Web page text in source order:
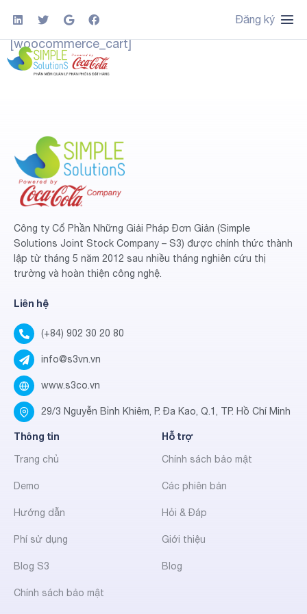
Đăng ký
[woocommerce_cart]
Công ty Cổ Phần Những Giải Pháp Đơn Giản (Simple
Solutions Joint Stock Company – S3) được chính thức thành
lập từ tháng 5 năm 2012 sau nhiều tháng nghiên cứu thị
trường và hoàn thiện công nghệ.
Liên hệ
(+84) 902 30 20 80
info@s3vn.vn
www.s3co.vn
29/3 Nguyễn Bỉnh Khiêm, P. Đa Kao, Q.1, TP. Hồ Chí Minh
Thông tin
Trang chủ
Demo
Hướng dẫn
Phí sử dụng
Blog S3
Chính sách bảo mật
Hỗ trợ
Chính sách bảo mật
Các phiên bản
Hỏi & Đáp
Giới thiệu
Blog